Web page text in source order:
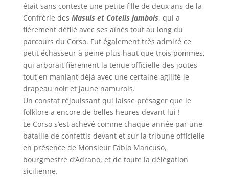
était sans conteste une petite fille de deux ans de la
Confrérie des Masuis et Cotelis jambois, qui a
fièrement défilé avec ses aînés tout au long du
parcours du Corso. Fut également très admiré ce
petit échasseur à peine plus haut que trois pommes,
qui arborait fièrement la tenue officielle des joutes
tout en maniant déjà avec une certaine agilité le
drapeau noir et jaune namurois.
Un constat réjouissant qui laisse présager que le
folklore a encore de belles heures devant lui !
Le Corso s’est achevé comme chaque année par une
bataille de confettis devant et sur la tribune officielle
en présence de Monsieur Fabio Mancuso,
bourgmestre d’Adrano, et de toute la délégation
sicilienne.